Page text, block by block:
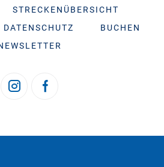
STRECKENÜBERSICHT
DATENSCHUTZ
BUCHEN